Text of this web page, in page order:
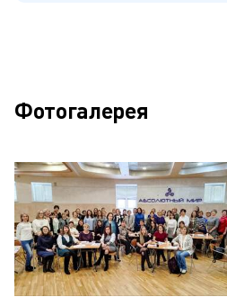
Фотогалерея